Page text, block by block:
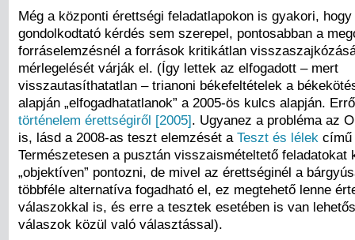
Még a központi érettségi feladatlapokon is gyakori,
gondolkodtató kérdés sem szerepel, pontosabban a
forráselemzésnél a források kritikátlan
mérlegelését várják el. (Így lettek az elfogadott – mert
visszautasíthatatlan – trianoni békefeltételek a
alapján „elfogadhatatlanok” a 2005-ös kulcs alapján.
történelem érettségiről [2005]. Ugyanez a probléma az
is, lásd a 2008-as teszt elemzését a Teszt és lélek című
Természetesen a pusztán visszaismételtető feladatokat
„objektíven” pontozni, de mivel az érettséginél a
többféle alternatíva fogadható el, ez megtehető lenne
válaszokkal is, és erre a tesztek esetében is van
válaszok közül való választással).